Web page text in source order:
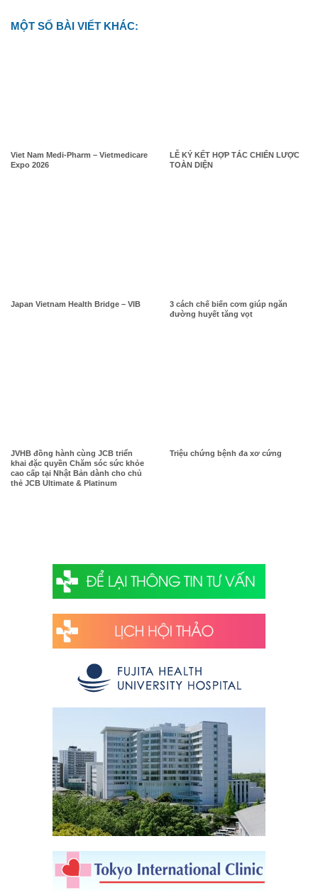
MỘT SỐ BÀI VIẾT KHÁC:
Viet Nam Medi-Pharm – Vietmedicare
Expo 2026
LỄ KÝ KẾT HỢP TÁC CHIẾN LƯỢC
TOÀN DIỆN
Japan Vietnam Health Bridge – VIB
3 cách chế biến cơm giúp ngăn
đường huyết tăng vọt
JVHB đồng hành cùng JCB triển
khai đặc quyền Chăm sóc sức khỏe
cao cấp tại Nhật Bản dành cho chủ
thẻ JCB Ultimate & Platinum
Triệu chứng bệnh đa xơ cứng